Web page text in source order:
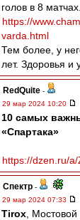
голов в 8 матчах.
https://
varda.html
Тем более, у
лет. Здоровья и
RedQuite -
29 мар 2024 10:20
10 самых
«Спартака»
https://dzen.ru/
Спектр -
29 мар 2024 07:33
Tirox ,